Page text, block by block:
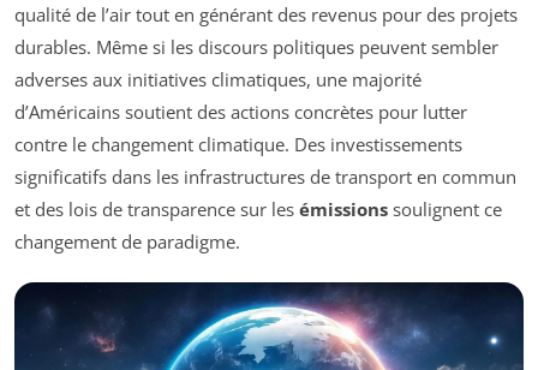
qualité de l’air tout en générant des revenus pour des projets
durables. Même si les discours politiques peuvent sembler
adverses aux initiatives climatiques, une majorité
d’Américains soutient des actions concrètes pour lutter
contre le changement climatique. Des investissements
significatifs dans les infrastructures de transport en commun
et des lois de transparence sur les émissions soulignent ce
changement de paradigme.